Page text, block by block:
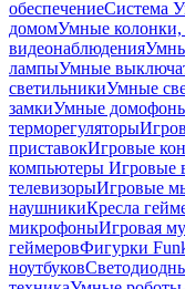
обеспечениеСистема
домомУмные колонки,
видеонаблюдения
лампыУмные
светильникиУмные
замкиУмные
терморегуляторы
приставокИгровые
компьютеры Игровые
телевизорыИгровые
наушникиКресла
микрофоныИгровая
геймеровФигурки
ноутбуков